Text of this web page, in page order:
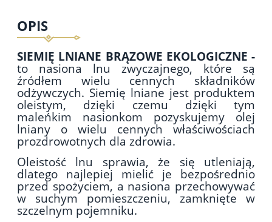
OPIS
SIEMIĘ LNIANE BRĄZOWE EKOLOGICZNE -
to nasiona lnu zwyczajnego, które są
źródłem wielu cennych składników
odżywczych. Siemię lniane jest produktem
oleistym, dzięki czemu dzięki tym
maleńkim nasionkom pozyskujemy olej
lniany o wielu cennych właściwościach
prozdrowotnych dla zdrowia.
Oleistość lnu sprawia, że się utleniają,
dlatego najlepiej mielić je bezpośrednio
przed spożyciem, a nasiona przechowywać
w suchym pomieszczeniu, zamknięte w
szczelnym pojemniku.